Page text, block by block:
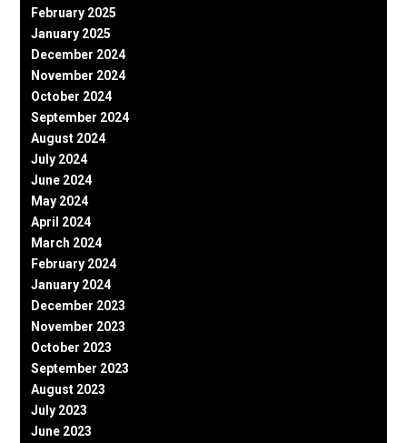
February 2025
January 2025
December 2024
November 2024
October 2024
September 2024
August 2024
July 2024
June 2024
May 2024
April 2024
March 2024
February 2024
January 2024
December 2023
November 2023
October 2023
September 2023
August 2023
July 2023
June 2023